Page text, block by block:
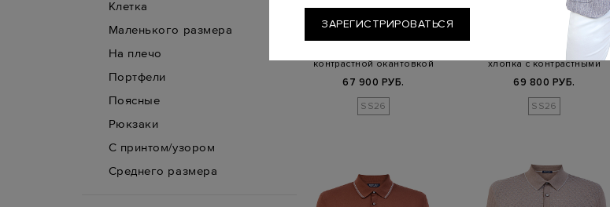
Клетка
Маленького размера
На плечо
Портфели
Поясные
Рюкзаки
С принтом/узором
Среднего размера
BERTOLO
контрастной окантовкой
67 900 РУБ.
SS26
BERTOLO
Джемпер-поло из шелка и
хлопка с контрастными
69 800 РУБ.
SS26
ЗАРЕГИСТРИРОВАТЬСЯ